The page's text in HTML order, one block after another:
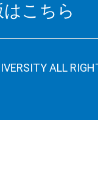
はこちら
ALL